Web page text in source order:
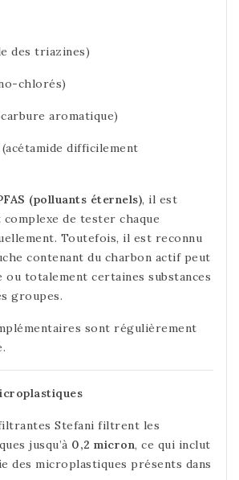
des triazines)
chlorés)
aromatique)
difficilement
(polluants éternels), il est
de tester chaque
Toutefois, il est reconnu
contenant du charbon actif peut
totalement certaines substances
groupes.
sont régulièrement
Stefani filtrent les
jusqu’à 0,2 micron, ce qui inclut
des microplastiques présents dans